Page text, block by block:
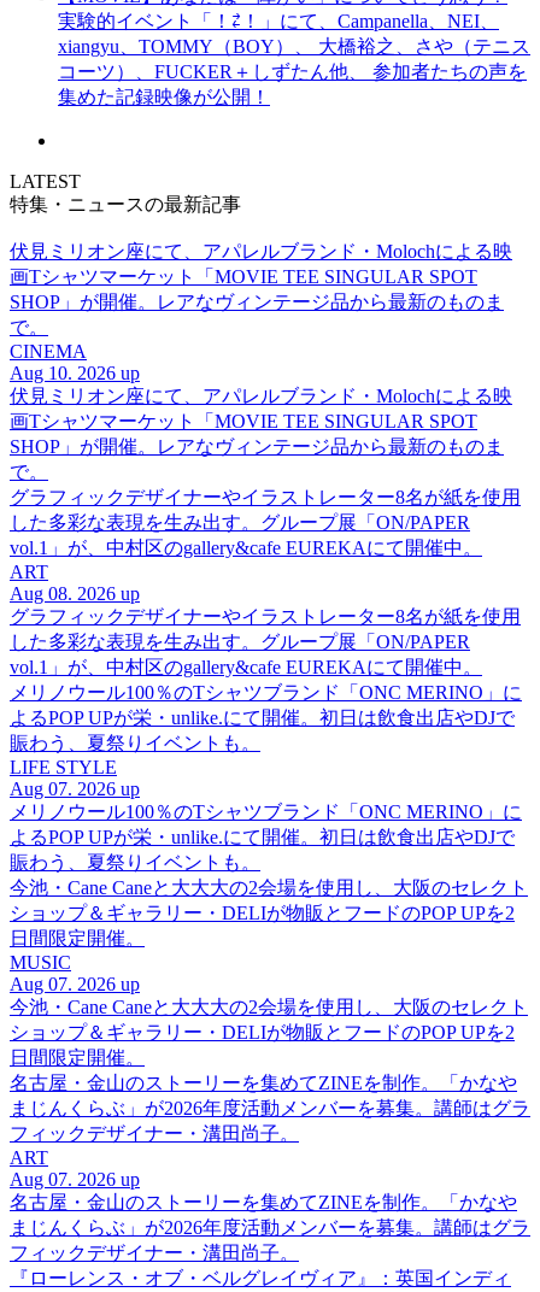
実験的イベント「！⇄！」にて、Campanella、NEI、
xiangyu、TOMMY（BOY）、 大橋裕之、さや（テニス
コーツ）、FUCKER＋しずたん他、 参加者たちの声を
集めた記録映像が公開！
LATEST
特集・ニュースの最新記事
伏見ミリオン座にて、アパレルブランド・Molochによる映
画Tシャツマーケット「MOVIE TEE SINGULAR SPOT
SHOP」が開催。レアなヴィンテージ品から最新のものま
で。
CINEMA
Aug 10. 2026 up
伏見ミリオン座にて、アパレルブランド・Molochによる映
画Tシャツマーケット「MOVIE TEE SINGULAR SPOT
SHOP」が開催。レアなヴィンテージ品から最新のものま
で。
グラフィックデザイナーやイラストレーター8名が紙を使用
した多彩な表現を生み出す。グループ展「ON/PAPER
vol.1」が、中村区のgallery&cafe EUREKAにて開催中。
ART
Aug 08. 2026 up
グラフィックデザイナーやイラストレーター8名が紙を使用
した多彩な表現を生み出す。グループ展「ON/PAPER
vol.1」が、中村区のgallery&cafe EUREKAにて開催中。
メリノウール100％のTシャツブランド「ONC MERINO」に
よるPOP UPが栄・unlike.にて開催。初日は飲食出店やDJで
賑わう、夏祭りイベントも。
LIFE STYLE
Aug 07. 2026 up
メリノウール100％のTシャツブランド「ONC MERINO」に
よるPOP UPが栄・unlike.にて開催。初日は飲食出店やDJで
賑わう、夏祭りイベントも。
今池・Cane Caneと大大大の2会場を使用し、大阪のセレクト
ショップ＆ギャラリー・DELIが物販とフードのPOP UPを2
日間限定開催。
MUSIC
Aug 07. 2026 up
今池・Cane Caneと大大大の2会場を使用し、大阪のセレクト
ショップ＆ギャラリー・DELIが物販とフードのPOP UPを2
日間限定開催。
名古屋・金山のストーリーを集めてZINEを制作。「かなや
まじんくらぶ」が2026年度活動メンバーを募集。講師はグラ
フィックデザイナー・溝田尚子。
ART
Aug 07. 2026 up
名古屋・金山のストーリーを集めてZINEを制作。「かなや
まじんくらぶ」が2026年度活動メンバーを募集。講師はグラ
フィックデザイナー・溝田尚子。
『ローレンス・オブ・ベルグレイヴィア』：英国インディ